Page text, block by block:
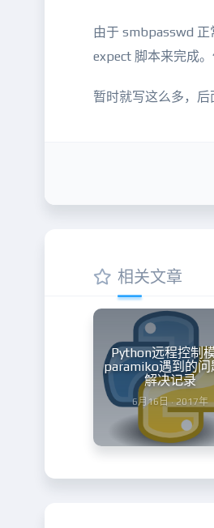
由于 smbpasswd 正
expect 脚本来完成
暂时就写这么多，后
相关文章
Python远程控制
paramiko遇到的问
解决记录
6月16日 · 2017年